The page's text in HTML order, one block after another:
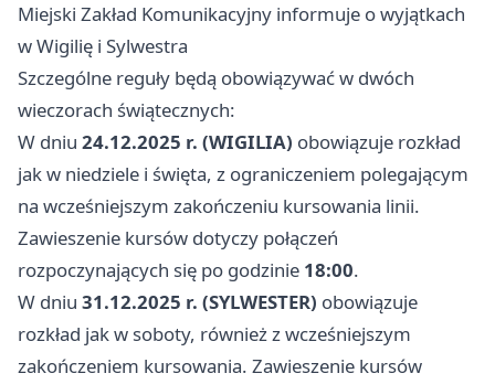
Miejski Zakład Komunikacyjny informuje o wyjątkach
w Wigilię i Sylwestra
Szczególne reguły będą obowiązywać w dwóch
wieczorach świątecznych:
W dniu 24.12.2025 r. (WIGILIA) obowiązuje rozkład
jak w niedziele i święta, z ograniczeniem polegającym
na wcześniejszym zakończeniu kursowania linii.
Zawieszenie kursów dotyczy połączeń
rozpoczynających się po godzinie 18:00.
W dniu 31.12.2025 r. (SYLWESTER) obowiązuje
rozkład jak w soboty, również z wcześniejszym
zakończeniem kursowania. Zawieszenie kursów